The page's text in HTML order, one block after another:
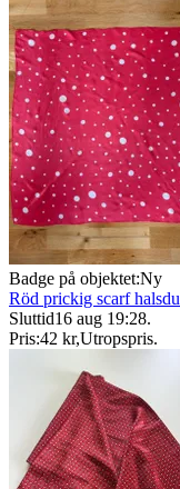
Badge på objektet:Ny
Röd prickig scarf
Sluttid16 aug 19:28.
Pris:42 kr,Utropspris.